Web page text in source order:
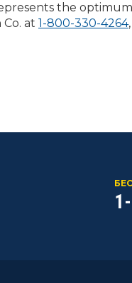
the
at 1-800-330-4264